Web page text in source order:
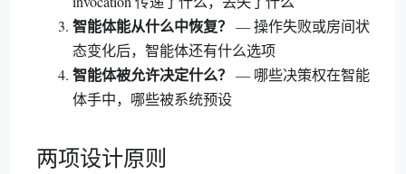
智能体能从什么中恢复？ — 操作失败或房间状
态变化后，智能体还有什么选项
智能体被允许决定什么？ — 哪些决策权在智能
体手中，哪些被系统预设
两项设计原则